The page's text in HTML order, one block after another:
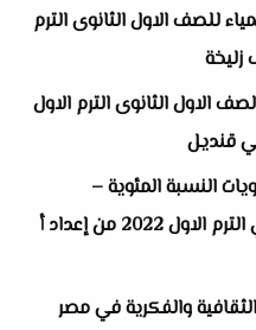
للصف الاول الثانوى الترم
الاول الثانوى الترم الاول
النسبة المئوية –
المولارية) للصف الأول الثانوي الترم الاول 2022 من إعداد أ
الثقافية والفكرية في مصر